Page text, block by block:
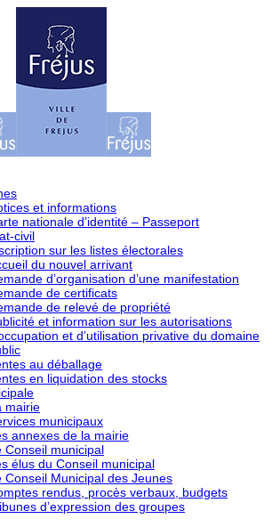
et informations
nationale d’identité – Passeport
civil
sur les listes électorales
du nouvel arrivant
d’organisation d’une manifestation
de certificats
de relevé de propriété
et information sur les autorisations
et d’utilisation privative du domaine
au déballage
en liquidation des stocks
mairie
municipaux
annexes de la mairie
Conseil municipal
élus du Conseil municipal
Conseil Municipal des Jeunes
rendus, procès verbaux, budgets
d’expression des groupes